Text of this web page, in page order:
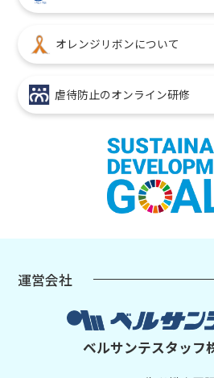
オレンジリボンについて
虐待防止のオンライン研修
運営会社
ベルサンテスタッフ